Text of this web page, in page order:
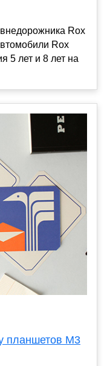
Rox
Rox
5 лет и 8 лет на
планшетов M3